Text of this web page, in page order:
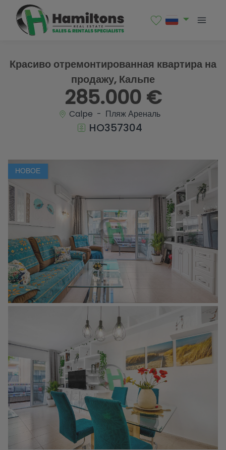
Красиво отремонтированная квартира на
продажу, Кальпе
285.000 €
Calpe - Пляж Ареналь
HO357304
НОВОЕ
1 / 19